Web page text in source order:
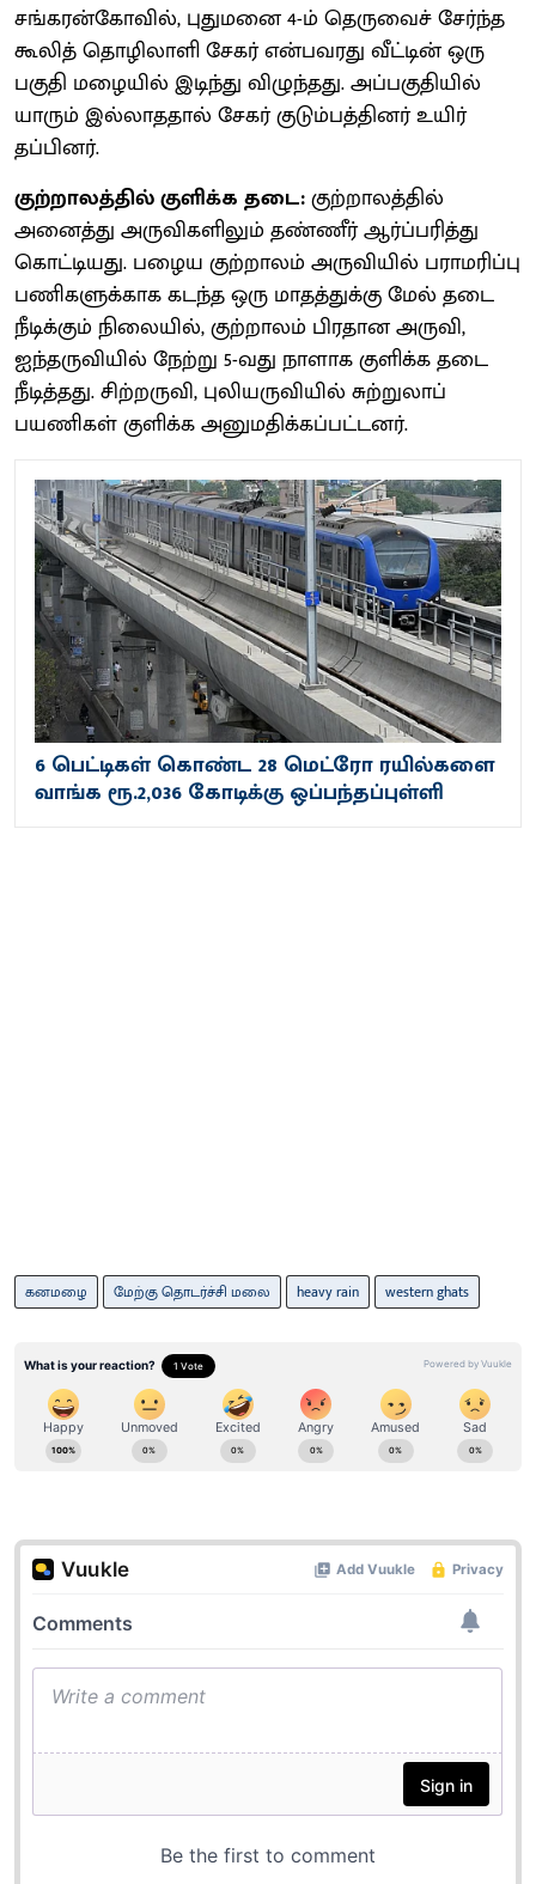
சங்கரன்கோவில், புதுமனை 4-ம் தெருவைச் சேர்ந்த
கூலித் தொழிலாளி சேகர் என்பவரது வீட்டின் ஒரு
பகுதி மழையில் இடிந்து விழுந்தது. அப்பகுதியில்
யாரும் இல்லாததால் சேகர் குடும்பத்தினர் உயிர்
தப்பினர்.
குற்றாலத்தில் குளிக்க தடை:குற்றாலத்தில்
அனைத்து அருவிகளிலும் தண்ணீர் ஆர்ப்பரித்து
கொட்டியது. பழைய குற்றாலம் அருவியில் பராமரிப்பு
பணிகளுக்காக கடந்த ஒரு மாதத்துக்கு மேல் தடை
நீடிக்கும் நிலையில், குற்றாலம் பிரதான அருவி,
ஐந்தருவியில் நேற்று 5-வது நாளாக குளிக்க தடை
நீடித்தது. சிற்றருவி, புலியருவியில் சுற்றுலாப்
பயணிகள் குளிக்க அனுமதிக்கப்பட்டனர்.
6 பெட்டிகள் கொண்ட 28 மெட்ரோ ரயில்களை
வாங்க ரூ.2,036 கோடிக்கு ஒப்பந்தப்புள்ளி
கனமழை மேற்கு தொடர்ச்சி மலை heavy rain western ghats